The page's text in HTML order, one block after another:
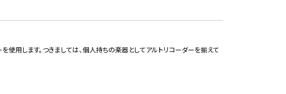
用します。つきましては、個人持ちの楽器としてアルトリコーダーを揃えて